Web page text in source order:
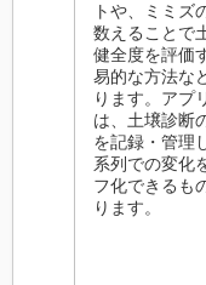
トや、ミミズ
数えることで
健全度を評価
易的な方法な
ります。アプ
は、土壌診断
を記録・管理
系列での変化
フ化できるも
ります。